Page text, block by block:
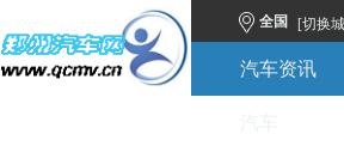
全国 [切换
汽车资讯